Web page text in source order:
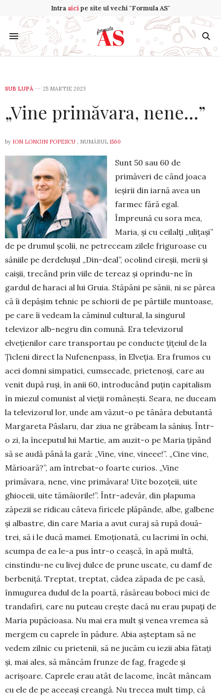
Intra aicipe site ul vechi "Formula AS"
SUB LUPĂ 25 MARTIE 2023
„Vine primăvara, nene…”
by ION LONGIN POPESCU , NUMĂRUL 1560
Sunt 50 sau 60 de
primăveri de când joaca
ieșirii din iarnă avea un
farmec fără egal.
Împreună cu sora mea,
Maria, și cu ceilalți „ulițași”
de pe drumul școlii, ne petreceam zilele friguroase cu
săniile pe derdelușul „Din-deal”, ocolind cireșii, merii și
caișii, trecând prin viile de tereaz și oprindu-ne în
gardul de haraci al lui Gruia. Stăpâni pe sănii, ni se părea
că îi depășim tehnic pe schiorii de pe pârtiile mun­toase,
pe care îi vedeam la căminul cultural, la singu­rul
televizor alb-negru din comună. Era televizorul
elvețienilor care transportau pe conducte țițeiul de la
Țicleni direct la Nufenenpass, în Elveția. Era frumos cu
acei domni simpatici, cumsecade, prietenoși, care au
venit după ruși, în anii 60, introducând puțin capi­talism
în miezul comunist al vieții românești. Seara, ne duceam
la televizorul lor, unde am văzut-o pe tâ­năra debutantă
Margareta Pâslaru, dar ziua ne gră­beam la săniuș. Într-
o zi, la începutul lui Martie, am au­zit-o pe Maria țipând
să se audă până la gară: „Vine, vine, vineee!”. „Cine vine,
Mărioară?”, am între­bat-o foarte curios. „Vine
primăvara, nene, vine pri­mă­vara! Uite bozoțeii, uite
ghioceii, uite tă­mâiorile!”. Într-adevăr, din plapuma
zăpezii se ridi­cau câteva firicele plăpânde, albe, galbene
și albas­tre, din care Maria a avut curaj să rupă două-
trei, să i le ducă mamei. Emoționată, cu lacrimi în ochi,
scum­pa de ea le-a pus într-o ceașcă, în apă multă,
cinstindu-ne cu livej dulce de prune uscate, cu damf de
berbeniță. Treptat, treptat, cădea zăpada de pe casă,
înmugurea dudul de la poartă, răsăreau boboci mici de
trandafiri, care nu puteau crește dacă nu erau pupați de
Maria pupăcioasa. Nu mai era mult și venea vremea să
mergem cu caprele în pădure. Abia așteptam să ne
vedem zilnic cu prietenii, să ne jucăm cu iezii abia fătați
și, mai ales, să mâncăm frunze de fag, fragede și
acrișoare. Caprele erau atât de lacome, încât mâncam
cu ele de pe aceeași creangă. Nu tre­cea mult timp, că